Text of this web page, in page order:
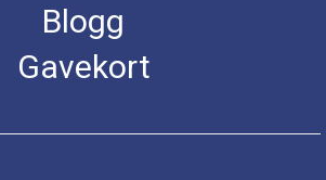
Blogg
Gavekort